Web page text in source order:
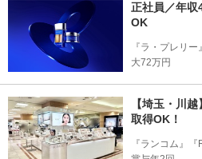
正社員／年収
OK
『ラ・プレリ
大72万円
【埼玉・川
取得OK！
『ランコム』